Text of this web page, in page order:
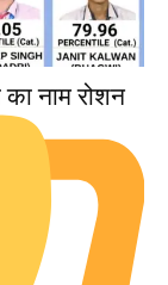
नाम रोशन